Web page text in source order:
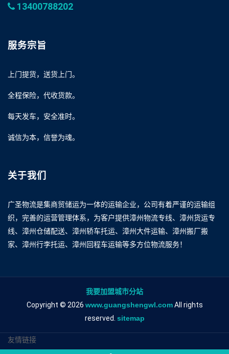
13400788202
服务宗旨
上门提货，送货上门。
全程保险，代收货款。
每天发车，安全准时。
诚信为本，信誉为魂。
关于我们
广圣物流是集商贸储运为一体的运输企业，公司有着严谨的运输组
织，完善的运营管理体系，为客户提供漳州物流专线、漳州货运专
线、漳州仓储配送、漳州轿车托运、漳州大件运输、漳州搬厂搬
家、漳州行李托运、漳州回程车运输等多方位物流服务！
我要加盟城市分站
Copyright © 2026 www.guangshengwl.comAll rights
reserved. sitemap
友情链接